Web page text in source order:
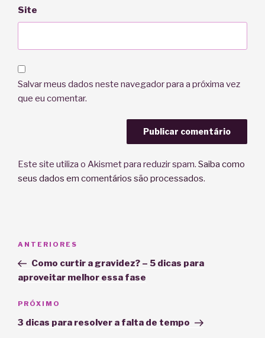
Site
Salvar meus dados neste navegador para a próxima vez
que eu comentar.
Este site utiliza o Akismet para reduzir spam. Saiba como
seus dados em comentários são processados.
Post
Post
anterior
ANTERIORES
Como curtir a gravidez? – 5 dicas para
aproveitar melhor essa fase
Próximo
post
PRÓXIMO
3 dicas para resolver a falta de tempo